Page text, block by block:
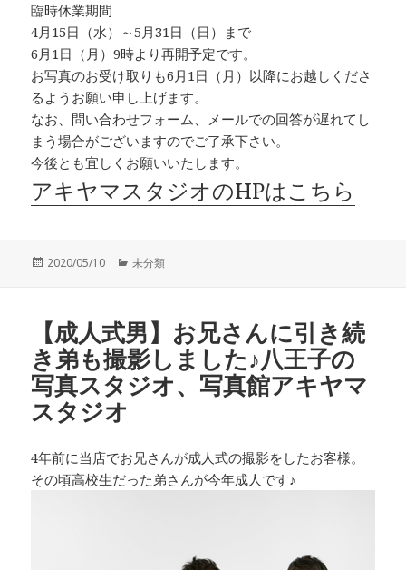
臨時休業期間
4月15日（水）～5月31日（日）まで
6月1日（月）9時より再開予定です。
お写真のお受け取りも6月1日（月）以降にお越しくださ
るようお願い申し上げます。
なお、問い合わせフォーム、メールでの回答が遅れてし
まう場合がございますのでご了承下さい。
今後とも宜しくお願いいたします。
アキヤマスタジオのHPはこちら
投
2020/05/10
カ
ー
未分類
【成人式男】お兄さんに引き続
き弟も撮影しました♪八王子の
写真スタジオ、写真館アキヤマ
スタジオ
4年前に当店でお兄さんが成人式の撮影をしたお客様。
その頃高校生だった弟さんが今年成人です♪